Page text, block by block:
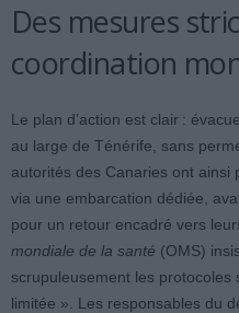
Des mesures
coordination
Le plan d’action est clair :
au large de Ténérife, sans
autorités des Canaries ont ainsi
via une embarcation dédiée,
pour un retour encadré vers
mondiale de la santé (OMS)
scrupuleusement les
limitée ». Les responsables du